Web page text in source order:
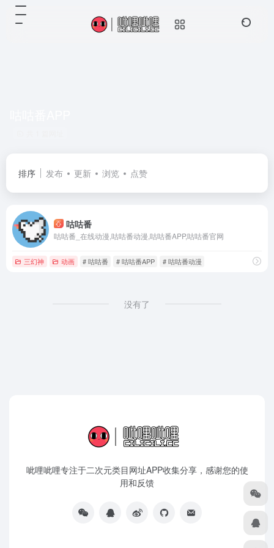
排序 发布 更新 浏览 点赞
咕咕番
咕咕番_在线动漫,咕咕番动漫,咕咕番APP,咕咕番官网
三幻神 动画 # 咕咕番 # 咕咕番APP # 咕咕番动漫
没有了
呲哩呲哩专注于二次元类目网址APP收集分享，感谢您的使
用和反馈